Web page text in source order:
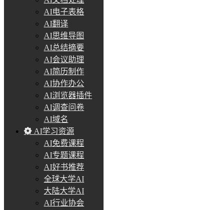
AI电子表格
AI翻译
AI思维导图
AI总结摘要
AI会议助理
AI简历制作
AI协作办公
AI浏览器插件
AI调查问卷
AI域名
AI学习资源
AI免费课程
AI专题课程
AI好书推荐
全球大学AI
大陆大学AI
AI行业协会